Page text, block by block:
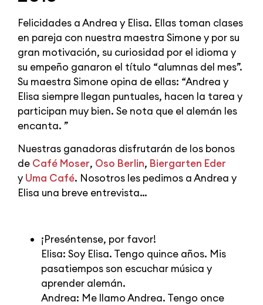
Felicidades a Andrea y Elisa. Ellas toman clases
en pareja con nuestra maestra Simone y por su
gran motivación, su curiosidad por el idioma y
su empeño ganaron el título “alumnas del mes”.
Su maestra Simone opina de ellas: “Andrea y
Elisa siempre llegan puntuales, hacen la tarea y
participan muy bien. Se nota que el alemán les
encanta. ”
Nuestras ganadoras disfrutarán de los bonos
de Café Moser, Oso Berlin, Biergarten Eder
y Uma Café. Nosotros les pedimos a Andrea y
Elisa una breve entrevista…
¡Preséntense, por favor!
Elisa: Soy Elisa. Tengo quince años. Mis
pasatiempos son escuchar música y
aprender alemán.
Andrea: Me llamo Andrea. Tengo once